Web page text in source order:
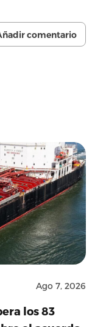
comentario
Ago 7, 2026
los 83